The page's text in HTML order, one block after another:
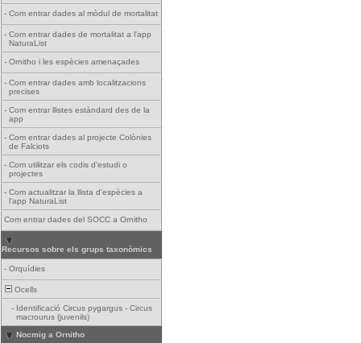
- Com entrar dades al mòdul de mortalitat
- Com entrar dades de mortalitat a l'app
NaturaList
- Ornitho i les espècies amenaçades
- Com entrar dades amb localitzacions
precises
- Com entrar llistes estàndard des de la
app
- Com entrar dades al projecte Colònies
de Falciots
- Com utilitzar els codis d'estudi o
projectes
- Com actualitzar la llista d'espècies a
l'app NaturaList
Com entrar dades del SOCC a Ornitho
Recursos sobre els grups taxonòmics
- Orquídies
Ocells
- Identificació Circus pygargus - Circus
macrourus (juvenils)
Nocmig a Ornitho